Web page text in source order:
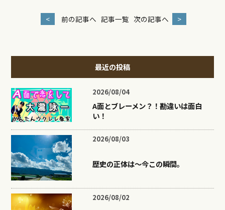
< 前の記事へ 記事一覧 次の記事へ >
最近の投稿
2026/08/04
A面とブレーメン？！勘違いは面白
い！
2026/08/03
歴史の正体は〜今この瞬間。
2026/08/02